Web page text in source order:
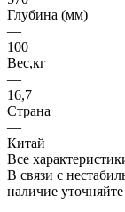
Глубина (мм)
—
100
Вес,кг
—
16,7
Страна
—
Китай
Все
В связи с
наличие